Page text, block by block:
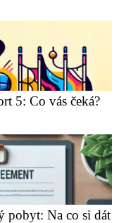
5: Co vás čeká?
pobyt: Na co si dát